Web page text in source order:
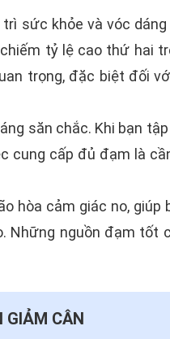
sức khỏe và vóc dáng
tỷ lệ cao thứ hai
trọng, đặc biệt đối
săn chắc. Khi bạn
cung cấp đủ đạm là
hòa cảm giác no, giúp
Những nguồn đạm tốt
GIẢM CÂN